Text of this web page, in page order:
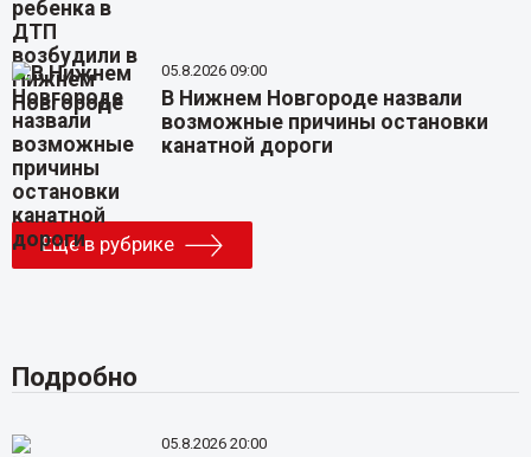
05.8.2026 09:00
В Нижнем Новгороде назвали
возможные причины остановки
канатной дороги
Еще в рубрике
Подробно
05.8.2026 20:00